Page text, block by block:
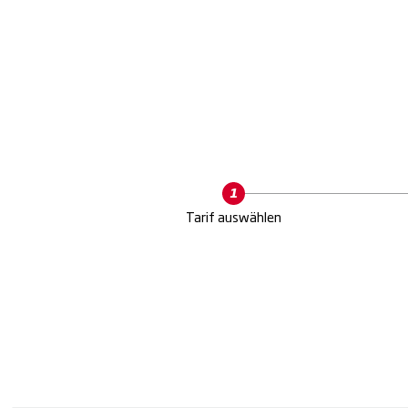
Current
Tarif auswählen